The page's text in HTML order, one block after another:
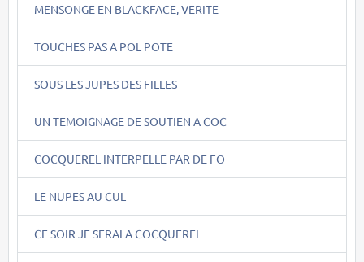
MENSONGE EN BLACKFACE, VERITE
TOUCHES PAS A POL POTE
SOUS LES JUPES DES FILLES
UN TEMOIGNAGE DE SOUTIEN A COC
COCQUEREL INTERPELLE PAR DE FO
LE NUPES AU CUL
CE SOIR JE SERAI A COCQUEREL